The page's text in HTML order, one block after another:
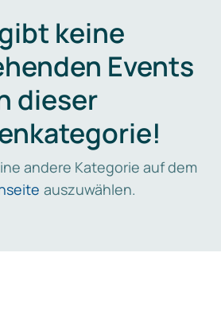
keine
Events
dieser
andere Kategorie auf dem
auszuwählen.